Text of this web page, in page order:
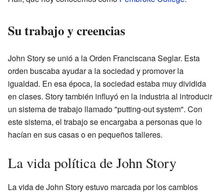
Su trabajo y creencias
John Story se unió a la Orden Franciscana Seglar. Esta
orden buscaba ayudar a la sociedad y promover la
igualdad. En esa época, la sociedad estaba muy dividida
en clases. Story también influyó en la industria al introducir
un sistema de trabajo llamado "putting-out system". Con
este sistema, el trabajo se encargaba a personas que lo
hacían en sus casas o en pequeños talleres.
La vida política de John Story
La vida de John Story estuvo marcada por los cambios